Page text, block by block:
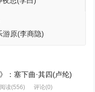
游原(李商隐)
：塞下曲·其四(卢纶)
阅读(556) 评论(0)